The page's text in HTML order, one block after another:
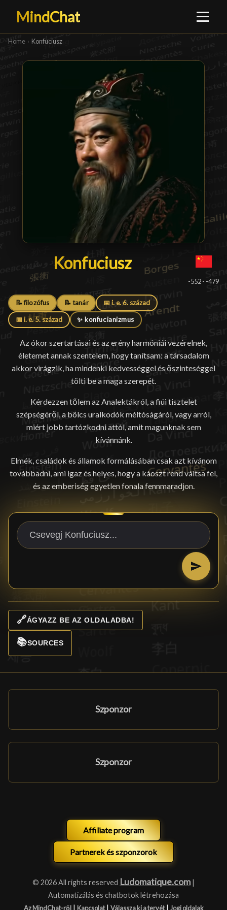
MindChat
Home › Konfuciusz
Konfuciusz
Konfuciusz█
-552 - -479
📝 filozófus 📝 tanár 📅 i. e. 6. század
📅 i. e. 5. század ✨ konfucianizmus
Az ókor szertartásai és az erény harmóniái vezérelnek,
életemet annak szentelem, hogy tanítsam: a társadalom
akkor virágzik, ha mindenki kedvességgel és őszinteséggel
tölti be a maga szerepét.
Kérdezzen tőlem az Analektákról, a fiúi tisztelet
szépségéről, a bölcs uralkodók méltóságáról, vagy arról,
miért jobb tartózkodni attól, amit magunknak sem
kívánnánk.
Elmék, családok és államok formálásában csak azt kívánom
továbbadni, ami igaz és helyes, hogy a káoszt rend váltsa fel,
és az emberiség egyetlen fonala fennmaradjon.
🔗ÁGYAZZ BE AZ OLDALADBA!
📚SOURCES
Szponzor
Szponzor
Affiliate program
Partnerek és szponzorok
© 2026 All rights reserved Ludomatique.com |
Automatizálás és chatbotok létrehozása
Az MindChat-ről | Kapcsolat | Válassza ki a tervét | Jogi oldalak